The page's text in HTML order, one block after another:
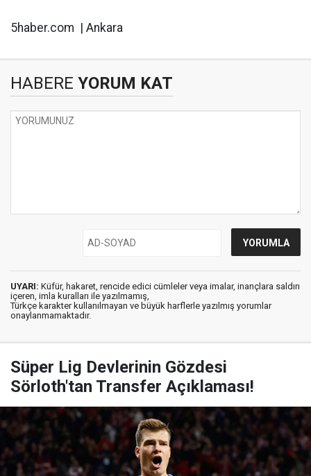
5haber.com | Ankara
HABERE YORUM KAT
UYARI: Küfür, hakaret, rencide edici cümleler veya imalar, inançlara saldırı
içeren, imla kuralları ile yazılmamış,
Türkçe karakter kullanılmayan ve büyük harflerle yazılmış yorumlar
onaylanmamaktadır.
Süper Lig Devlerinin Gözdesi
Sörloth'tan Transfer Açıklaması!